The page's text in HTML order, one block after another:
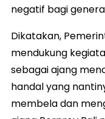
negatif bagi
Dikatakan,
mendukung
sebagai ajang
handal yang
membela dan